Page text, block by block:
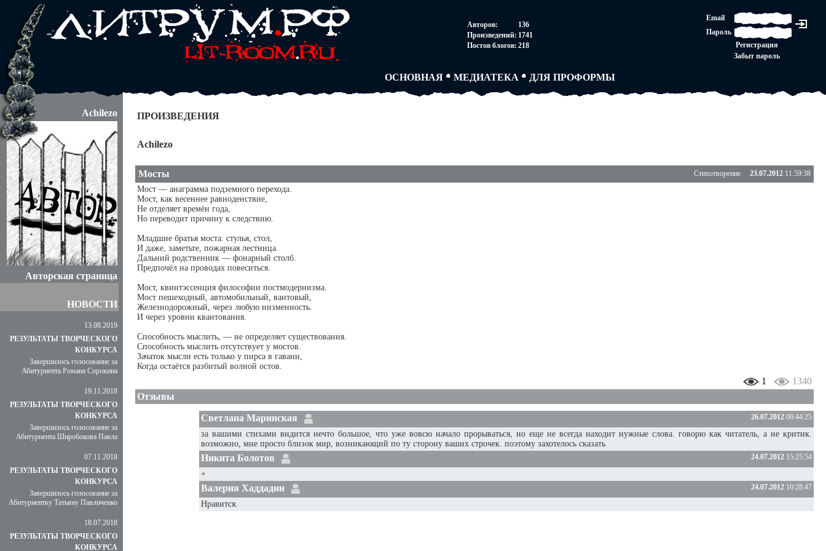
Авторов:
136
Произведений: 1741
Постов блогов: 218
Email
Пароль
Регистрация
Забыт пароль
ОСНОВНАЯ МЕДИАТЕКА
ПАРТНЕРСТВО
ТВОРЧЕСКИЕ ГРУППЫ
ДЛЯ ПРОФОРМЫ
АВТОРСКОЕ ПРАВО
Achilezo
Авторская страница
НОВОСТИ
13.08.2019
РЕЗУЛЬТАТЫ ТВОРЧЕСКОГО
КОНКУРСА
Завершилось голосование за
Абитуриента Романа Сорокина
19.11.2018
РЕЗУЛЬТАТЫ ТВОРЧЕСКОГО
КОНКУРСА
Завершилось голосование за
Абитуриента Широбокова Павла
07.11.2018
РЕЗУЛЬТАТЫ ТВОРЧЕСКОГО
КОНКУРСА
Завершилось голосование за
Абитуриентку Татьяну Павличенко
18.07.2018
РЕЗУЛЬТАТЫ ТВОРЧЕСКОГО
КОНКУРСА
ПРОИЗВЕДЕНИЯ
Achilezo
Мосты Стихотворение 23.07.2012 11:59:38
Мост — анаграмма подземного перехода.
Мост, как весеннее равноденствие,
Не отделяет времён года,
Но переводит причину к следствию.
Младшие братья моста: стулья, стол,
И даже, заметьте, пожарная лестница.
Дальний родственник — фонарный столб.
Предпочёл на проводах повеситься.
Мост, квинтэссенция философии постмодернизма.
Мост пешеходный, автомобильный, вантовый,
Железнодорожный, через любую низменность.
И через уровни квантования.
Способность мыслить, — не определяет существования.
Способность мыслить отсутствует у мостов.
Зачаток мысли есть только у пирса в гавани,
Когда остаётся разбитый волной остов.
1
1340
Отзывы
Светлана Маринская 26.07.2012 06:44:25
за вашими стихами видится нечто большое, что уже вовсю начало прорываться, но еще не всегда находит нужные слова. говорю как читатель, а не критик.
возможно, мне просто близок мир, возникающий по ту сторону ваших строчек. поэтому захотелось сказать
Никита Болотов 24.07.2012 15:25:54
+
Валерия Хаддадин 24.07.2012 10:28:47
Нравится.